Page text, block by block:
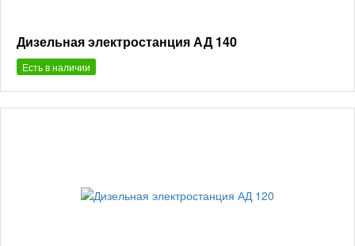
Дизельная электростанция АД 140
Есть в наличии